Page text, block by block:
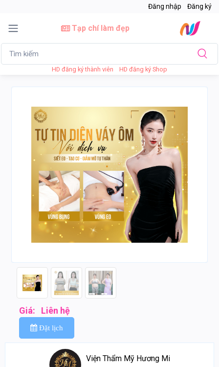
Đăng nhập Đăng ký
Tạp chí làm đẹp
HD đăng ký thành viên HD đăng ký Shop
Giá: Liên hệ
Đặt lịch
Viện Thẩm Mỹ Hương Mi